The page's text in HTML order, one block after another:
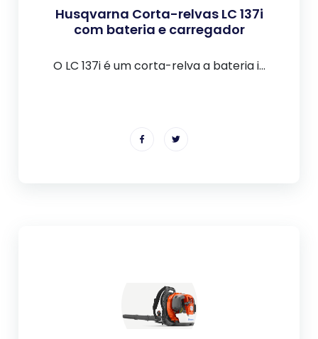
Husqvarna Corta-relvas LC 137i
com bateria e carregador
O LC 137i é um corta-relva a bateria i...